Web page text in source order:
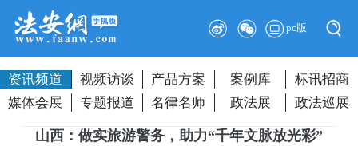
pc版
资讯频道 视频访谈 产品方案 案例库
标讯招商
媒体会展
专题报道 名律名师 政法展 政法巡展
山西：做实旅游警务，助力“千年文脉放光彩”